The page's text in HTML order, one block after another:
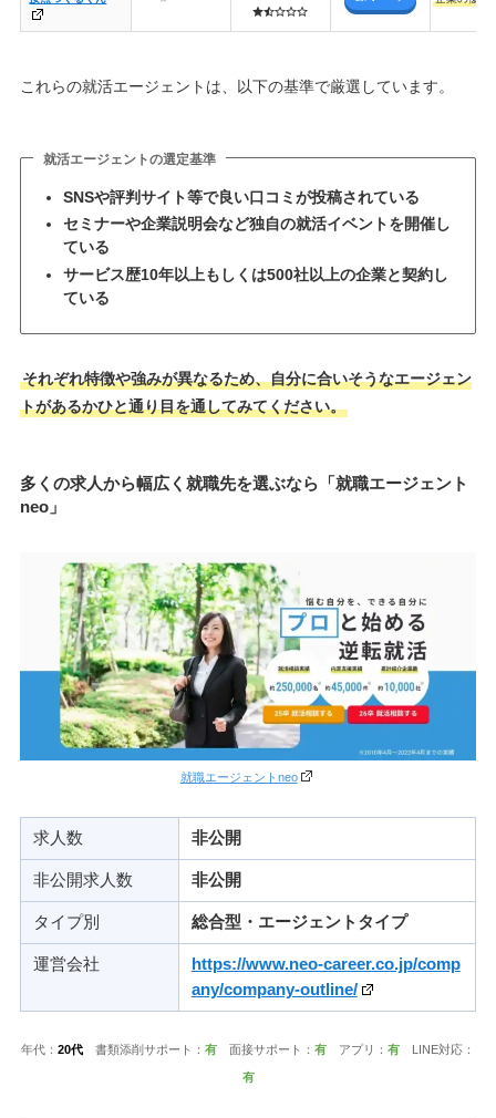
これらの就活エージェントは、以下の基準で厳選しています。
就活エージェントの選定基準
SNSや評判サイト等で良い口コミが投稿されている
セミナーや企業説明会など独自の就活イベントを開催し
ている
サービス歴10年以上もしくは500社以上の企業と契約し
ている
それぞれ特徴や強みが異なるため、自分に合いそうなエージェン
トがあるかひと通り目を通してみてください。
多くの求人から幅広く就職先を選ぶなら「就職エージェント
neo」
就職エージェントneo
求人数 非公開
非公開求人数 非公開
タイプ別 総合型・エージェントタイプ
運営会社
https://www.neo-career.co.jp/comp
any/company-outline/
年代： 20代 書類添削サポート： 有 面接サポート： 有 アプリ： 有 LINE対応：
有